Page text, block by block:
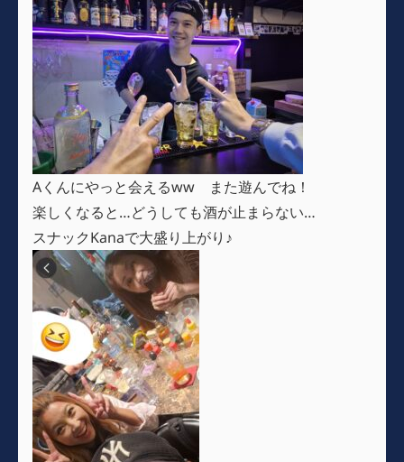
Aくんにやっと会えるww また遊んでね！
楽しくなると…どうしても酒が止まらない…
スナックKanaで大盛り上がり♪